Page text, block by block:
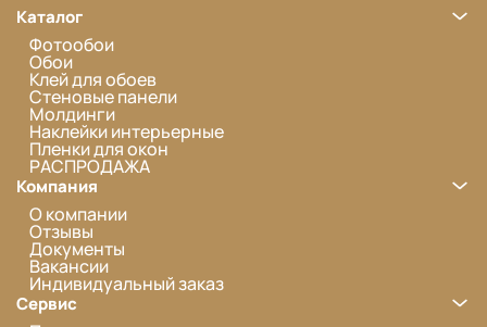
Каталог
Фотообои
Обои
Клей для обоев
Стеновые панели
Молдинги
Наклейки интерьерные
Пленки для окон
РАСПРОДАЖА
Компания
О компании
Отзывы
Документы
Вакансии
Индивидуальный заказ
Сервис